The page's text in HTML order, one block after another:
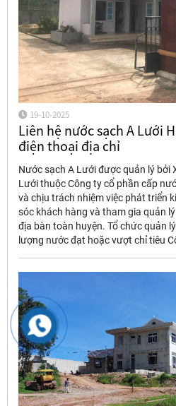
19-10-2025
Liên hệ nước sạch A Lưới
điện thoại địa chỉ
Nước sạch A Lưới được quản lý bởi
Lưới thuộc Công ty cổ phần cấp
và chịu trách nhiệm việc phát triển
sóc khách hàng và tham gia quản
địa bàn toàn huyện. Tổ chức quản
lượng nước đạt hoặc vượt chỉ tiêu